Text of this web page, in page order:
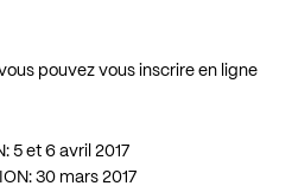
pouvez vous inscrire en ligne
5 et 6 avril 2017
30 mars 2017